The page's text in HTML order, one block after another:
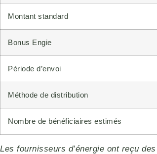
Montant standard
Bonus Engie
Période d’envoi
Méthode de distribution
Nombre de bénéficiaires estimés
Les fournisseurs d’énergie ont reçu